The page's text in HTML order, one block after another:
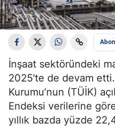
İnşaat sektöründeki
2025'te de devam
Kurumu’nun (TÜİK)
Endeksi verilerine
yıllık bazda yüzde